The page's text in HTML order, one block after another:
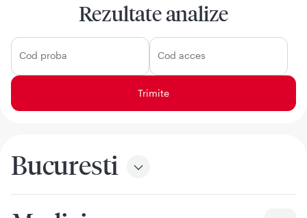
Rezultate analize
Cod proba Cod acces
Bucuresti